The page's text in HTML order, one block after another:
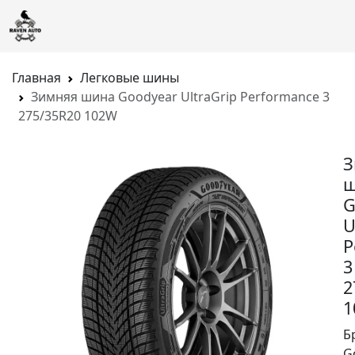
Главная
Легковые шины
Зимняя шина Goodyear UltraGrip Performance 3
275/35R20 102W
3